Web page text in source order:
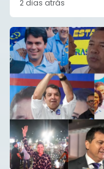
2 dias atrás